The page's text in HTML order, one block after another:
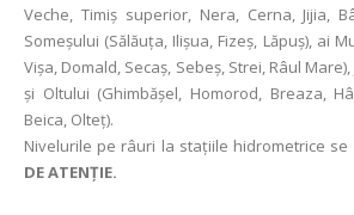
Veche, Timiș superior, Nera, Cerna, Jijia,
Someșului (Sălăuța, Ilișua, Fizeș, Lăpuş), ai
Vișa, Domald, Secaș, Sebeș, Strei, Râul
şi Oltului (Ghimbășel, Homorod, Breaza,
Beica, Olteț).
Nivelurile pe râuri la stațiile hidrometrice se
DE ATENȚIE.